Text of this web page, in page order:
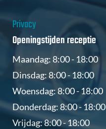
Privacy
Openingstijden receptie
Maandag: 8:00 - 18:00
Dinsdag: 8:00 - 18:00
Woensdag: 8:00 - 18:00
Donderdag: 8:00 - 18:00
Vrijdag: 8:00 - 18:00